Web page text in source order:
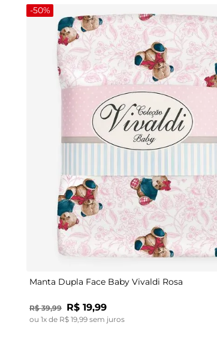
-50%
UN
Manta Dupla Face Baby Vivaldi Rosa
R$ 39,99 R$ 19,99
ou 1x de R$ 19,99 sem juros